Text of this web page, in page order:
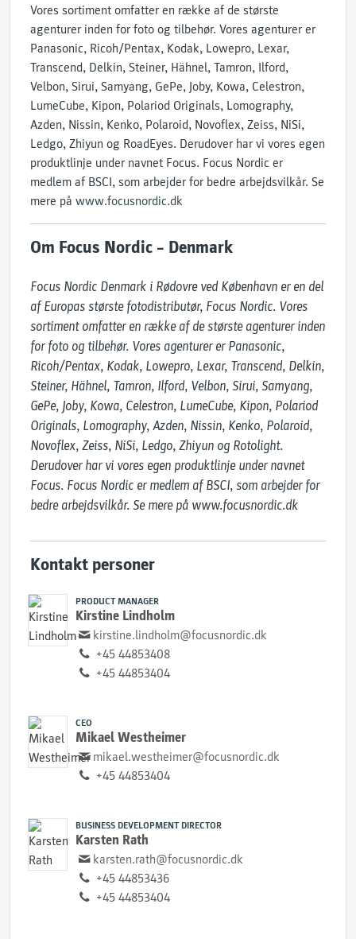
Vores sortiment omfatter en række af de største
agenturer inden for foto og tilbehør. Vores agenturer er
Panasonic, Ricoh/Pentax, Kodak, Lowepro, Lexar,
Transcend, Delkin, Steiner, Hähnel, Tamron, Ilford,
Velbon, Sirui, Samyang, GePe, Joby, Kowa, Celestron,
LumeCube, Kipon, Polariod Originals, Lomography,
Azden, Nissin, Kenko, Polaroid, Novoflex, Zeiss, NiSi,
Ledgo, Zhiyun og RoadEyes. Derudover har vi vores egen
produktlinje under navnet Focus. Focus Nordic er
medlem af BSCI, som arbejder for bedre arbejdsvilkår. Se
mere på www.focusnordic.dk
Om Focus Nordic – Denmark
Focus Nordic Denmark i Rødovre ved København er en del
af Europas største fotodistributør, Focus Nordic. Vores
sortiment omfatter en række af de største agenturer inden
for foto og tilbehør. Vores agenturer er Panasonic,
Ricoh/Pentax, Kodak, Lowepro, Lexar, Transcend, Delkin,
Steiner, Hähnel, Tamron, Ilford, Velbon, Sirui, Samyang,
GePe, Joby, Kowa, Celestron, LumeCube, Kipon, Polariod
Originals, Lomography, Azden, Nissin, Kenko, Polaroid,
Novoflex, Zeiss, NiSi, Ledgo, Zhiyun og Rotolight.
Derudover har vi vores egen produktlinje under navnet
Focus. Focus Nordic er medlem af BSCI, som arbejder for
bedre arbejdsvilkår. Se mere på www.focusnordic.dk
Kontakt personer
PRODUCT MANAGER
Kirstine Lindholm
kirstine.lindholm@focusnordic.dk
+45 44853408
+45 44853404
CEO
Mikael Westheimer
mikael.westheimer@focusnordic.dk
+45 44853404
BUSINESS DEVELOPMENT DIRECTOR
Karsten Rath
karsten.rath@focusnordic.dk
+45 44853436
+45 44853404